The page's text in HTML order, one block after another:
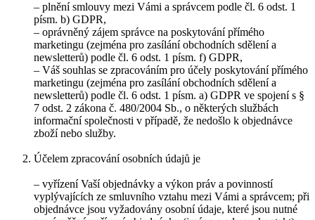
– plnění smlouvy mezi Vámi a správcem podle čl. 6 odst. 1
písm. b) GDPR,
– oprávněný zájem správce na poskytování přímého
marketingu (zejména pro zasílání obchodních sdělení a
newsletterů) podle čl. 6 odst. 1 písm. f) GDPR,
– Váš souhlas se zpracováním pro účely poskytování přímého
marketingu (zejména pro zasílání obchodních sdělení a
newsletterů) podle čl. 6 odst. 1 písm. a) GDPR ve spojení s §
7 odst. 2 zákona č. 480/2004 Sb., o některých službách
informační společnosti v případě, že nedošlo k objednávce
zboží nebo služby.
Účelem zpracování osobních údajů je
– vyřízení Vaší objednávky a výkon práv a povinností
vyplývajících ze smluvního vztahu mezi Vámi a správcem; při
objednávce jsou vyžadovány osobní údaje, které jsou nutné